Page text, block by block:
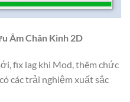
Âm Chân Kinh 2D
fix lag khi Mod, thêm chức
các trải nghiệm xuất sắc